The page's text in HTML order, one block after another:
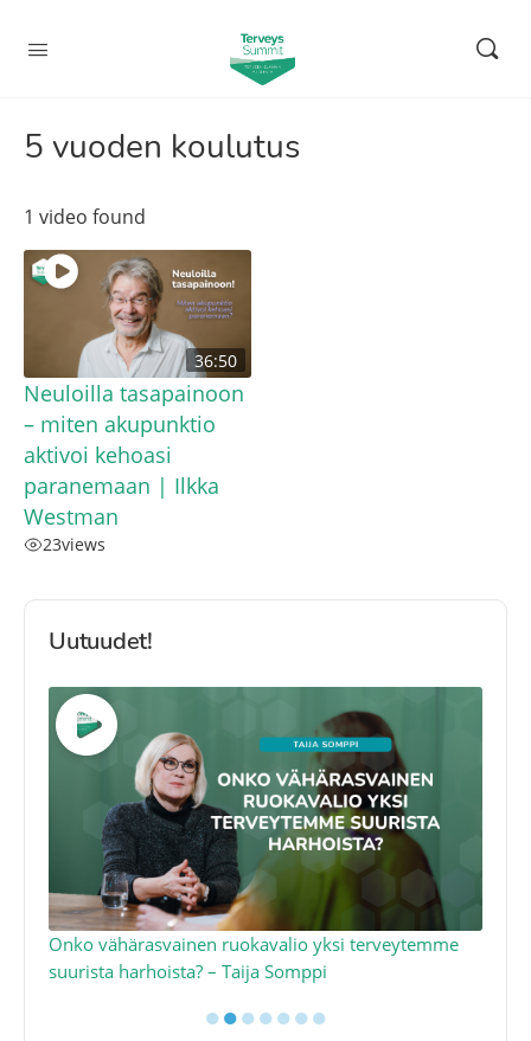
5 vuoden koulutus
1 video found
36:50
Neuloilla tasapainoon
– miten akupunktio
aktivoi kehoasi
paranemaan | Ilkka
Westman
23views
Uutuudet!
Onko vähärasvainen ruokavalio yksi terveytemme
suurista harhoista? – Taija Somppi
●●●●●●●